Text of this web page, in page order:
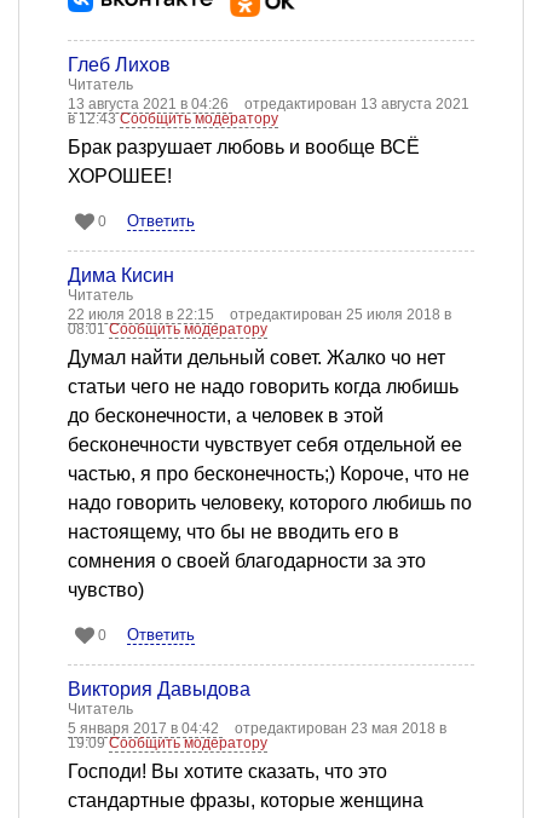
Глеб Лихов
Читатель
13 августа 2021 в 04:26
отредактирован 13 августа 2021
в 12:43Сообщить модератору
Брак разрушает любовь и вообще ВСЁ
ХОРОШЕЕ!
0 Ответить
Дима Кисин
Читатель
22 июля 2018 в 22:15
отредактирован 25 июля 2018 в
08:01Сообщить модератору
Думал найти дельный совет. Жалко чо нет
статьи чего не надо говорить когда любишь
до бесконечности, а человек в этой
бесконечности чувствует себя отдельной ее
частью, я про бесконечность;) Короче, что не
надо говорить человеку, которого любишь по
настоящему, что бы не вводить его в
сомнения о своей благодарности за это
чувство)
0 Ответить
Виктория Давыдова
Читатель
5 января 2017 в 04:42
отредактирован 23 мая 2018 в
19:09Сообщить модератору
Господи! Вы хотите сказать, что это
стандартные фразы, которые женщина